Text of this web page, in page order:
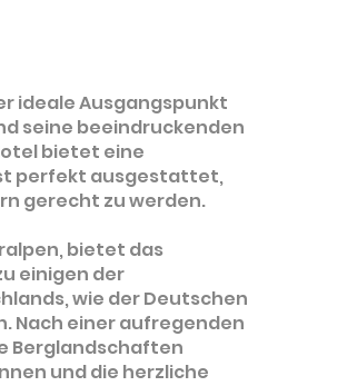
ideale Ausgangspunkt
seine beeindruckenden
bietet eine
perfekt ausgestattet,
gerecht zu werden.
bietet das
einigen der
wie der Deutschen
Nach einer aufregenden
Berglandschaften
und die herzliche